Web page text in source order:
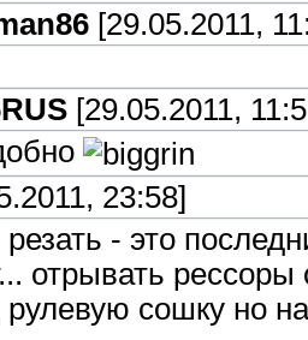
[29.05.2011,
[29.05.2011,
23:58]
резать - это
отрывать рессоры
рулевую сошку но